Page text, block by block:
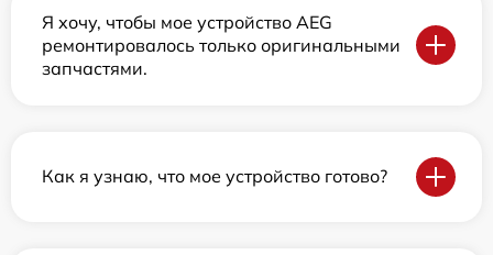
Я хочу, чтобы мое устройство AEG
ремонтировалось только оригинальными
запчастями.
Как я узнаю, что мое устройство готово?